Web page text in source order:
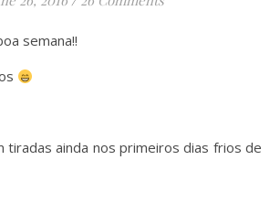
semana!!
tiradas ainda nos primeiros dias frios de